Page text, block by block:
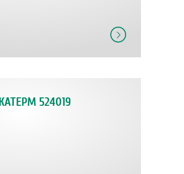
524019